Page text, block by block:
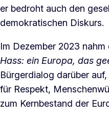
er bedroht auch den
demokratischen Diskurs.
Im Dezember 2023
Hass: ein Europa, das
Bürgerdialog darüber
für Respekt,
zum Kernbestand der